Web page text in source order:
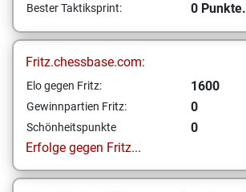
Bester Taktiksprint: 0 Punkte.
Fritz.chessbase.com:
Elo gegen Fritz: 1600
Gewinnpartien Fritz: 0
Schönheitspunkte
0
Erfolge gegen Fritz...